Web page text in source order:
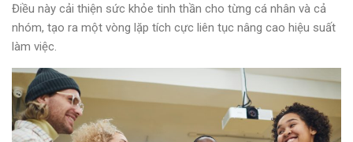
Điều này cải thiện sức khỏe tinh thần cho từng cá nhân và cả
nhóm, tạo ra một vòng lặp tích cực liên tục nâng cao hiệu suất
làm việc.